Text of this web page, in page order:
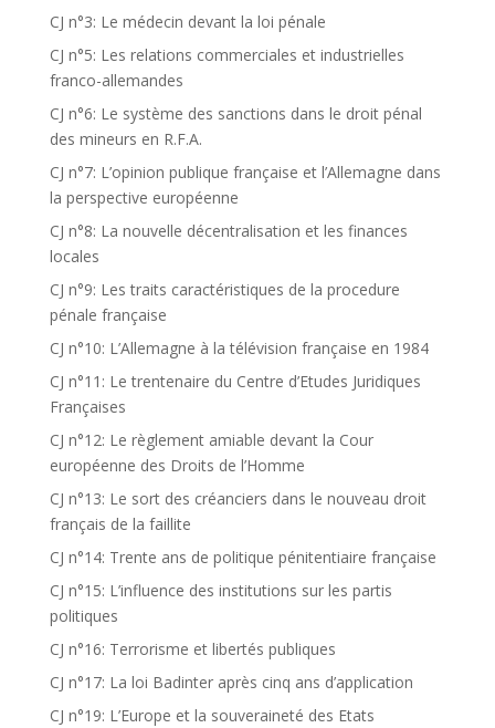
CJ n°3: Le médecin devant la loi pénale
CJ n°5: Les relations commerciales et industrielles
franco-allemandes
CJ n°6: Le système des sanctions dans le droit pénal
des mineurs en R.F.A.
CJ n°7: L’opinion publique française et l’Allemagne dans
la perspective européenne
CJ n°8: La nouvelle décentralisation et les finances
locales
CJ n°9: Les traits caractéristiques de la procedure
pénale française
CJ n°10: L’Allemagne à la télévision française en 1984
CJ n°11: Le trentenaire du Centre d’Etudes Juridiques
Françaises
CJ n°12: Le règlement amiable devant la Cour
européenne des Droits de l’Homme
CJ n°13: Le sort des créanciers dans le nouveau droit
français de la faillite
CJ n°14: Trente ans de politique pénitentiaire française
CJ n°15: L’influence des institutions sur les partis
politiques
CJ n°16: Terrorisme et libertés publiques
CJ n°17: La loi Badinter après cinq ans d’application
CJ n°19: L’Europe et la souveraineté des Etats